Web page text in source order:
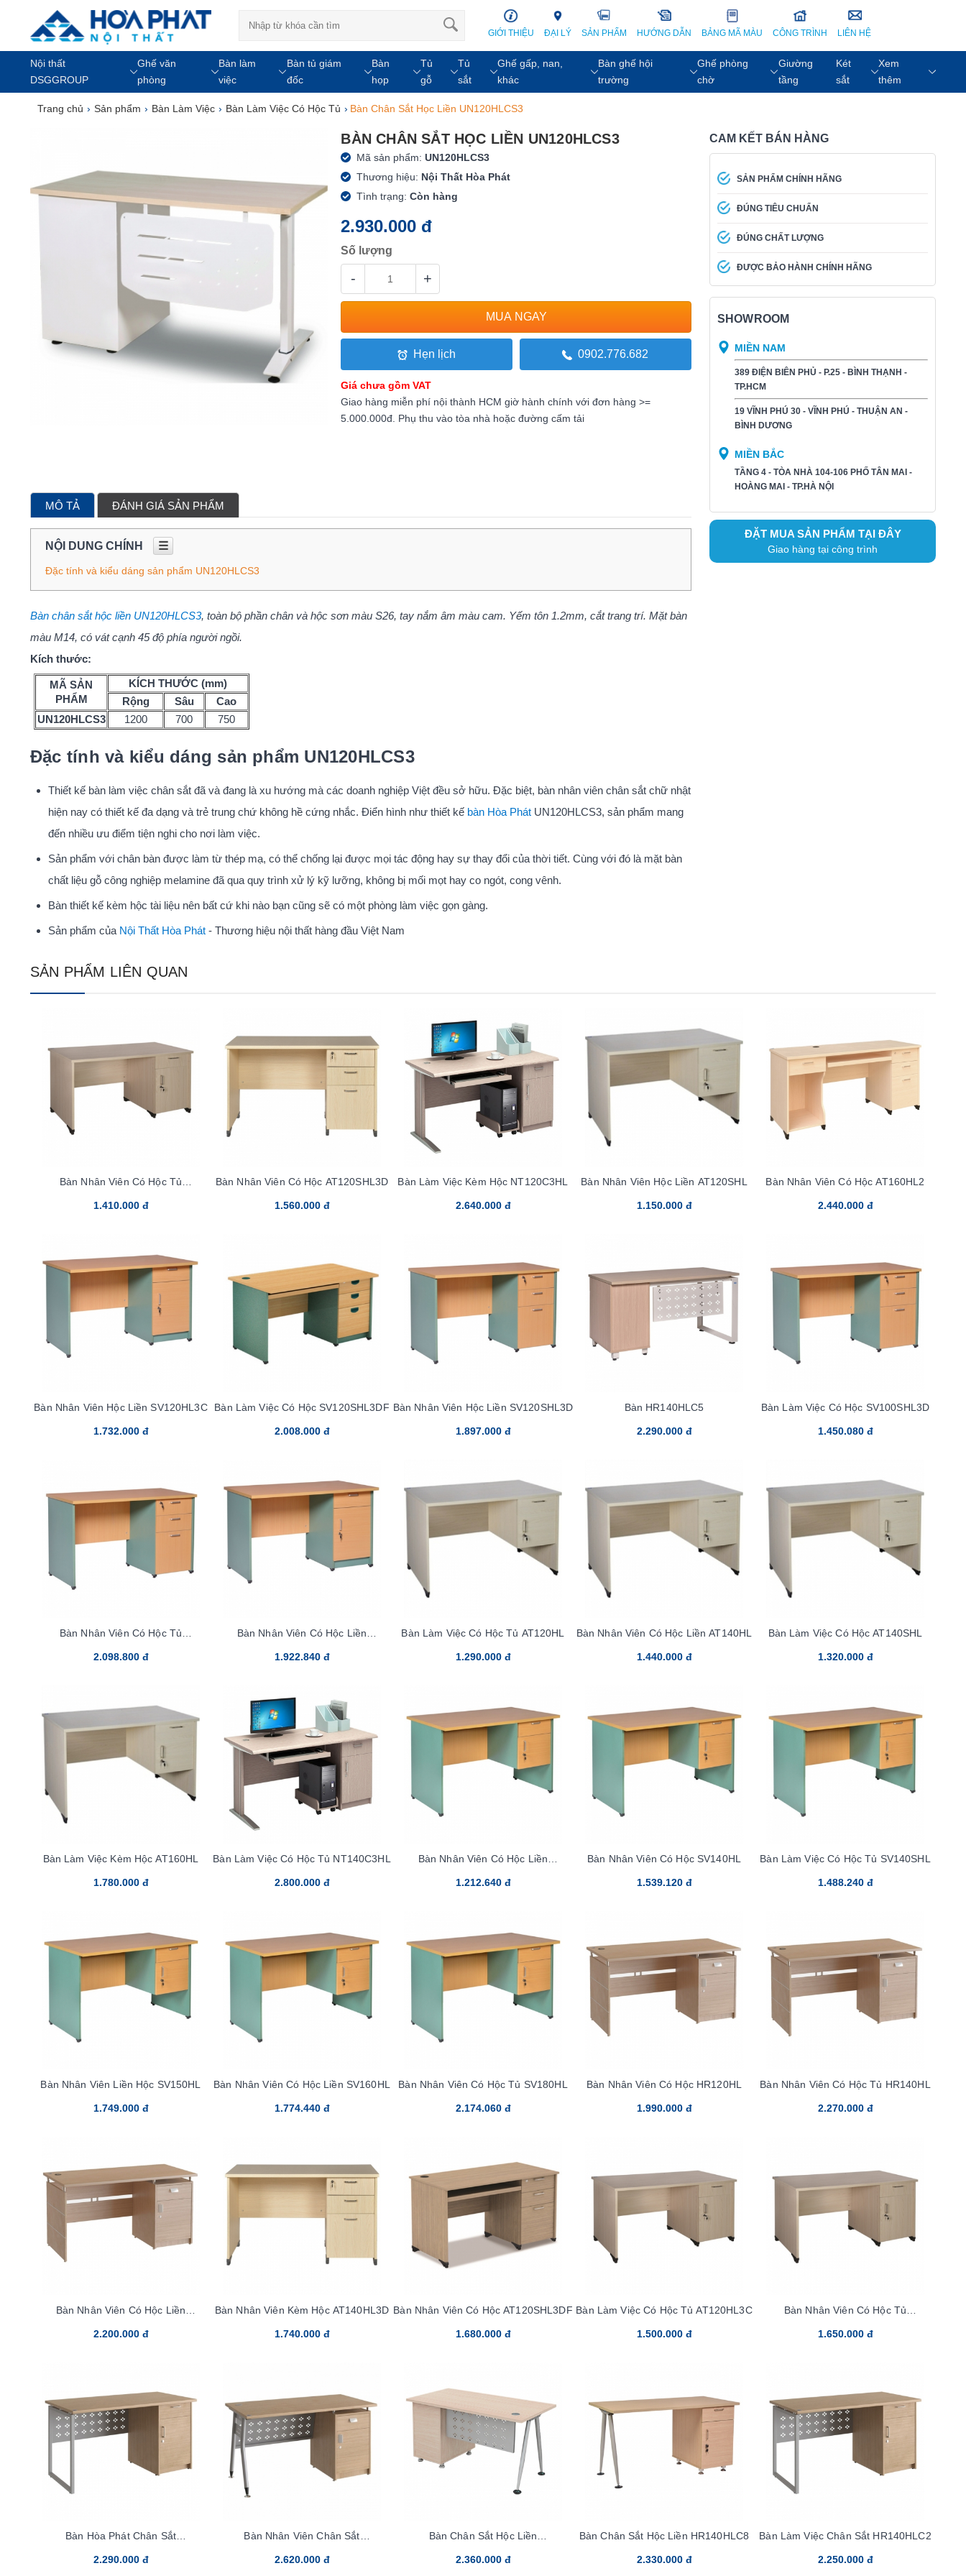
GIỚI THIỆU ĐẠI LÝ SẢN PHẨM HƯỚNG DẪN BẢNG MÃ MÀU CÔNG TRÌNH LIÊN HỆ
Nội thất
DSGGROUP
Ghế văn
phòng
Bàn làm
việc
Bàn tủ giám
đốc
Bàn
họp
Tủ
gỗ
Tủ
sắt
Ghế gấp, nan,
khác
Bàn ghế hội
trường
Ghế phòng
chờ
Giường
tầng
Két
sắt
Xem
thêm
Trang chủ › Sản phẩm › Bàn Làm Việc › Bàn Làm Việc Có Hộc Tủ › Bàn Chân Sắt Học Liền UN120HLCS3
BÀN CHÂN SẮT HỌC LIỀN UN120HLCS3
Mã sản phẩm:UN120HLCS3
Thương hiệu: Nội Thất Hòa Phát
Tình trạng:Còn hàng
2.930.000 đ
Số lượng
- +
Hẹn lịch 0902.776.682
Giá chưa gồm VAT
Giao hàng miễn phí nội thành HCM giờ hành chính với đơn hàng >=
5.000.000đ. Phụ thu vào tòa nhà hoặc đường cấm tải
MÔ TẢ ĐÁNH GIÁ SẢN PHẨM
NỘI DUNG CHÍNH ☰
Đặc tính và kiểu dáng sản phẩm UN120HLCS3
Bàn chân sắt hộc liền UN120HLCS3, toàn bộ phần chân và hộc sơn màu S26, tay nắm âm màu cam. Yếm tôn 1.2mm, cắt trang trí. Mặt bàn
màu M14, có vát cạnh 45 độ phía người ngồi.
Kích thước:
MÃ SẢN
PHẨM
KÍCH THƯỚC (mm)
Rộng
Sâu
Cao
UN120HLCS3
1200 700 750
Đặc tính và kiểu dáng sản phẩm UN120HLCS3
Thiết kế bàn làm việc chân sắt đã và đang là xu hướng mà các doanh nghiệp Việt đều sở hữu. Đặc biệt, bàn nhân viên chân sắt chữ nhật
hiện nay có thiết kế đa dạng và trẻ trung chứ không hề cứng nhắc. Điển hình như thiết kế bàn Hòa Phát UN120HLCS3, sản phẩm mang
đến nhiều ưu điểm tiện nghi cho nơi làm việc.
Sản phẩm với chân bàn được làm từ thép mạ, có thể chống lại được mọi tác động hay sự thay đổi của thời tiết. Cùng với đó là mặt bàn
chất liệu gỗ công nghiệp melamine đã qua quy trình xử lý kỹ lưỡng, không bị mối mọt hay co ngót, cong vênh.
Bàn thiết kế kèm hộc tài liệu nên bất cứ khi nào bạn cũng sẽ có một phòng làm việc gọn gàng.
Sản phẩm của Nội Thất Hòa Phát - Thương hiệu nội thất hàng đầu Việt Nam
CAM KẾT BÁN HÀNG
SẢN PHẨM CHÍNH HÃNG
ĐÚNG TIÊU CHUẨN
ĐÚNG CHẤT LƯỢNG
ĐƯỢC BẢO HÀNH CHÍNH HÃNG
SHOWROOM
MIỀN NAM
389 ĐIỆN BIÊN PHỦ - P.25 - BÌNH THẠNH -
TP.HCM
19 VĨNH PHÚ 30 - VĨNH PHÚ - THUẬN AN -
BÌNH DƯƠNG​
MIỀN BẮC
TẦNG 4 - TÒA NHÀ 104-106 PHỐ TÂN MAI -
HOÀNG MAI - TP.HÀ NỘI
ĐẶT MUA SẢN PHẨM TẠI ĐÂY
Giao hàng tại công trình
SẢN PHẨM LIÊN QUAN
Bàn Nhân Viên Có Hộc Tủ
1.410.000 đ
Bàn Nhân Viên Có Hộc AT120SHL3D
1.560.000 đ
Bàn Làm Việc Kèm Hộc NT120C3HL
2.640.000 đ
Bàn Nhân Viên Hộc Liền AT120SHL
1.150.000 đ
Bàn Nhân Viên Có Hộc AT160HL2
2.440.000 đ
Bàn Nhân Viên Hộc Liền SV120HL3C
1.732.000 đ
Bàn Làm Việc Có Hộc SV120SHL3DF
2.008.000 đ
Bàn Nhân Viên Hộc Liền SV120SHL3D
1.897.000 đ
Bàn HR140HLC5
2.290.000 đ
Bàn Làm Việc Có Hộc SV100SHL3D
1.450.080 đ
Bàn Nhân Viên Có Hộc Tủ
2.098.800 đ
Bàn Nhân Viên Có Hộc Liền
1.922.840 đ
Bàn Làm Việc Có Hộc Tủ AT120HL
1.290.000 đ
Bàn Nhân Viên Có Hộc Liền AT140HL
1.440.000 đ
Bàn Làm Việc Có Hộc AT140SHL
1.320.000 đ
Bàn Làm Việc Kèm Hộc AT160HL
1.780.000 đ
Bàn Làm Việc Có Hộc Tủ NT140C3HL
2.800.000 đ
Bàn Nhân Viên Có Hộc Liền
1.212.640 đ
Bàn Nhân Viên Có Hộc SV140HL
1.539.120 đ
Bàn Làm Việc Có Hộc Tủ SV140SHL
1.488.240 đ
Bàn Nhân Viên Liền Hộc SV150HL
1.749.000 đ
Bàn Nhân Viên Có Hộc Liền SV160HL
1.774.440 đ
Bàn Nhân Viên Có Hộc Tủ SV180HL
2.174.060 đ
Bàn Nhân Viên Có Hộc HR120HL
1.990.000 đ
Bàn Nhân Viên Có Hộc Tủ HR140HL
2.270.000 đ
Bàn Nhân Viên Có Hộc Liền
2.200.000 đ
Bàn Nhân Viên Kèm Hộc AT140HL3D
1.740.000 đ
Bàn Nhân Viên Có Hộc AT120SHL3DF
1.680.000 đ
Bàn Làm Việc Có Hộc Tủ AT120HL3C
1.500.000 đ
Bàn Nhân Viên Có Hộc Tủ
1.650.000 đ
Bàn Hòa Phát Chân Sắt
2.290.000 đ
Bàn Nhân Viên Chân Sắt
2.620.000 đ
Bàn Chân Sắt Hộc Liền
2.360.000 đ
Bàn Chân Sắt Hộc Liền HR140HLC8
2.330.000 đ
Bàn Làm Việc Chân Sắt HR140HLC2
2.250.000 đ